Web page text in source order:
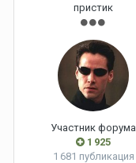
пристик
Участник форума
1 925
1 681 публикация